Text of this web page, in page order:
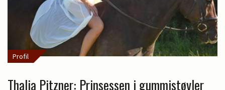
Profil
Thalia Pitzner: Prinsessen i gummistøvler